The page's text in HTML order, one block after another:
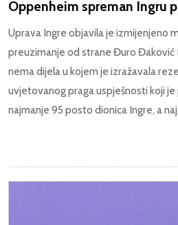
Oppenheim spreman Ingru
Uprava Ingre objavila je izmijenjeno
preuzimanje od strane Đuro Đaković
nema dijela u kojem je izražavala
uvjetovanog praga uspješnosti koji
najmanje 95 posto dionica Ingre, a